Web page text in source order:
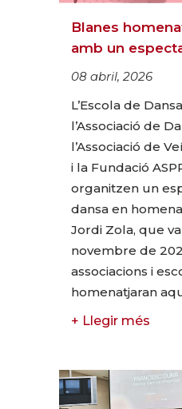
Blanes
amb un
08 abril, 2026
L’Escola de
l’Associació de
l’Associació de
i la Fundació
organitzen un
dansa en
Jordi Zola, que
novembre de
associacions i
homenatjaran
+ Llegir més